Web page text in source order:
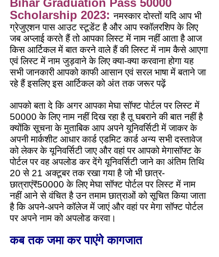
Scholarship 2023:नमस्कार दोस्तों यदि आप भी
ग्रेजुएशन पास आउट स्टूडेंट है और आप स्कॉलरशिप के लिए
जब अप्लाई करते हैं तो आपका लिस्ट में नाम नहीं आता है आज
किस आर्टिकल में बात करने वाले हैं की लिस्ट में नाम कैसे आएगा
एवं लिस्ट में नाम जुड़वाने के लिए क्या-क्या करवाना होगा यह
सभी जानकारी आपको काफी आसान एवं सरल भाषा में बताने जा
रहे हैं इसलिए इस आर्टिकल को अंत तक जरूर पढ़ें
आपको बता दे कि अगर आपका मेघा सॉफ्ट पोर्टल पर लिस्ट में
50000 के लिए नाम नहीं दिख रहा है तू घबराने की बात नहीं है
क्योंकि सूचना के मुताबिक आप अपने यूनिवर्सिटी में जाकर के
अपनी मार्कशीट आधार कार्ड एडमिट कार्ड अन्य सभी दस्तावेज
को लेकर के यूनिवर्सिटी जाए और वहां पर आपको मेगासॉफ्ट के
पोर्टल पर वह अपलोड कर देंगे यूनिवर्सिटी जाने का अंतिम तिथि
20 से 21 अक्टूबर तक रखा गया है जो भी छात्र-
छात्राएं₹50000 के लिए मेघा सॉफ्ट पोर्टल पर लिस्ट में नाम
नहीं आने से वंचित है उन तमाम छात्राओं को सूचित किया जाता
है कि अपने-अपने कॉलेज में जाएं और वहां पर मेगा सॉफ्ट पोर्टल
पर अपने नाम को अपलोड करवा।
कब तक जमा कर पाएंगे कागजात